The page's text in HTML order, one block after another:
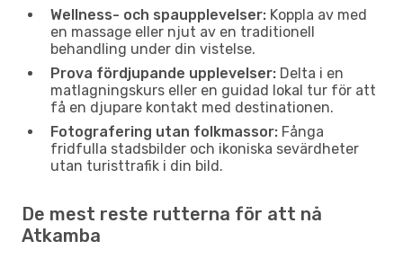
Wellness- och spaupplevelser: Koppla av med
en massage eller njut av en traditionell
behandling under din vistelse.
Prova fördjupande upplevelser: Delta i en
matlagningskurs eller en guidad lokal tur för att
få en djupare kontakt med destinationen.
Fotografering utan folkmassor: Fånga
fridfulla stadsbilder och ikoniska sevärdheter
utan turisttrafik i din bild.
De mest reste rutterna för att nå
Atkamba